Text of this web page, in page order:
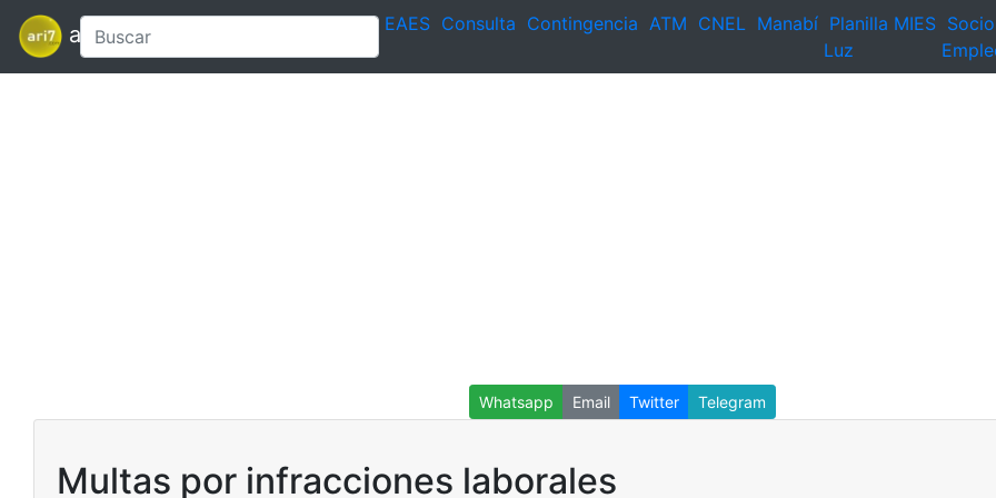
ari7 EAES Consulta Contingencia ATM CNEL Manabí Planilla
Luz
MIES Socio
Whatsapp Email Twitter Telegram
Multas por infracciones laborales